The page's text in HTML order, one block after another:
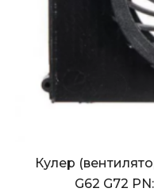
Кулер
G62 G72